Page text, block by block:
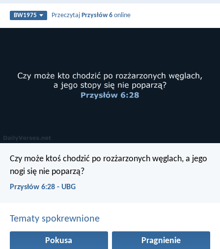
BW1975 PrzeczytajPrzysłów 6 online
Czy może ktoś chodzić po rozżarzonych węglach, a jego
nogi się nie poparzą?
Przysłów 6:28 - UBG
Tematy spokrewnione
Pokusa Pragnienie